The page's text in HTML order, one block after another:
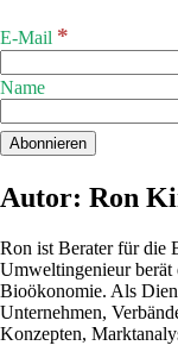
E-Mail *
Name
Autor: Ron
Ron ist Berater für die
Umweltingenieur berät
Bioökonomie. Als
Unternehmen,
Konzepten,